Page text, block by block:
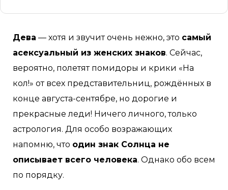
Дева — хотя и звучит очень нежно, это самый
асексуальный из женских знаков. Сейчас,
вероятно, полетят помидоры и крики «На
кол!» от всех представительниц, рождённых в
конце августа-сентябре, но дорогие и
прекрасные леди! Ничего личного, только
астрология. Для особо возражающих
напомню, что один знак Солнца не
описывает всего человека. Однако обо всем
по порядку.